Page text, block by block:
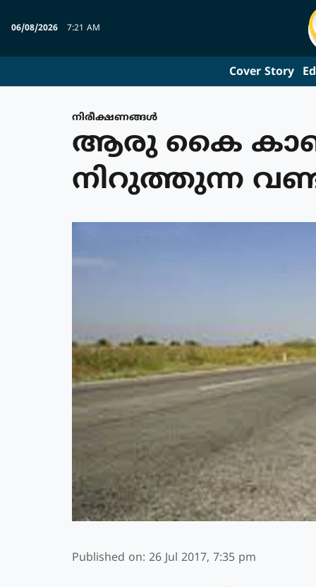
06/08/2026 7:21 AM
Cover Story
നിരീക്ഷണങ്ങള്‍
ആരു കൈ
നിറുത്തുന്ന
Published on: 26 Jul 2017, 7:35 pm